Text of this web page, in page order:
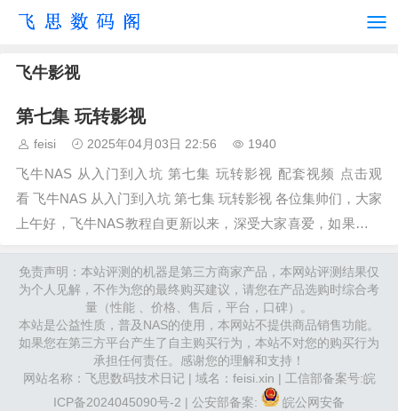
飞牛影视
第七集 玩转影视
feisi 2025年04月03日 22:56 1940
飞牛NAS 从入门到入坑 第七集 玩转影视 配套视频 点击观
看 飞牛NAS 从入门到入坑 第七集 玩转影视 各位集帅们，大家
上午好，飞牛NAS教程自更新以来，深受大家喜爱，如果你在
极回复。今天是第…
免责声明：本站评测的机器是第三方商家产品，本网站评测结果仅
为个人见解，不作为您的最终购买建议，请您在产品选购时综合考
量（性能 、价格、售后，平台，口碑）。
本站是公益性质，普及NAS的使用，本网站不提供商品销售功能。
如果您在第三方平台产生了自主购买行为，本站不对您的购买行为
承担任何责任。感谢您的理解和支持！
网站名称：飞思数码技术日记 | 域名：feisi.xin | 工信部备案号:皖
ICP备2024045090号-2 | 公安部备案:
皖公网安备